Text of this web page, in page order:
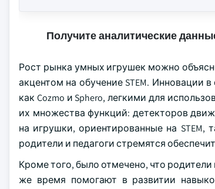
Получите аналитические
Рост рынка умных игрушек можно
акцентом на обучение STEM. Инновации
как Cozmo и Sphero, легкими для
их множества функций: детекторов
на игрушки, ориентированные на
родители и педагоги стремятся
Кроме того, было отмечено, что
же время помогают в развитии